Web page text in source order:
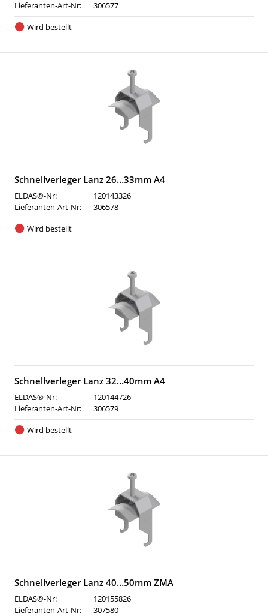
Lieferanten-Art-Nr:
306577
Wird bestellt
Schnellverleger Lanz 26…33mm A4
ELDAS®-Nr:
120143326
Lieferanten-Art-Nr:
306578
Wird bestellt
Schnellverleger Lanz 32…40mm A4
ELDAS®-Nr:
120144726
Lieferanten-Art-Nr:
306579
Wird bestellt
Schnellverleger Lanz 40…50mm ZMA
ELDAS®-Nr:
120155826
Lieferanten-Art-Nr:
307580